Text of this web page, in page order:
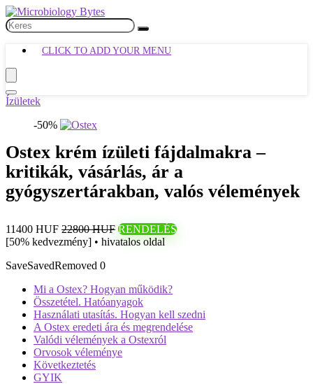
CLICK TO ADD YOUR MENU
Ízületek
-50%
Ostex krém ízületi fájdalmakra –
kritikák, vásárlás, ár a
gyógyszertárakban, valós vélemények
11400 HUF 22800 HUF RENDELÉS
[50% kedvezmény] • hivatalos oldal
SaveSavedRemoved 0
Mi a Ostex? Hogyan működik?
Összetétel. Hatóanyagok
Használati utasítás. Hogyan kell szedni
A Ostex eredeti ára és megrendelése
Valódi vélemények a Ostexról
Orvosok véleménye
Következtetés
GYIK